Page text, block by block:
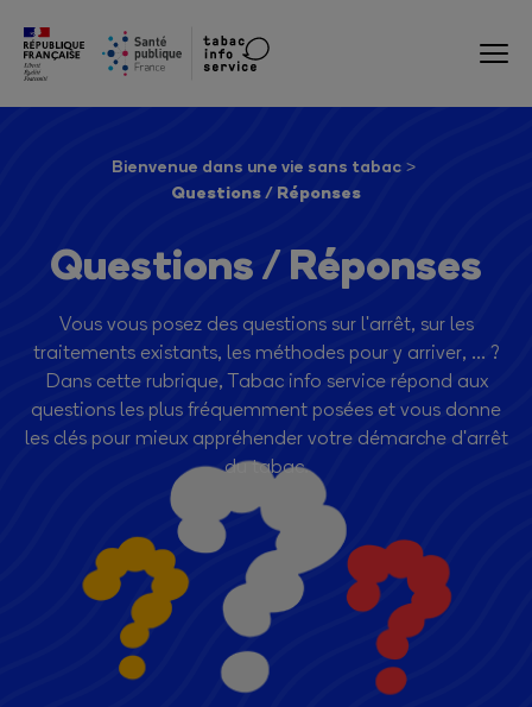
Bienvenue dans une vie sans tabac
Questions / Réponses
Questions / Réponses
Vous vous posez des questions sur l'arrêt, sur les
traitements existants, les méthodes pour y arriver, ... ?
Dans cette rubrique, Tabac info service répond aux
questions les plus fréquemment posées et vous donne
les clés pour mieux appréhender votre démarche d'arrêt
du tabac.